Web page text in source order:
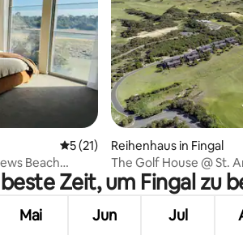
5, 44 Bewertungen
Durchschnittliche Bewertung: 5
5 (21)
Beach
Reihenhaus in Fingal
The Golf House @ St.
Golf Club
Zeit, um Fingal zu
Mai Jun Jul